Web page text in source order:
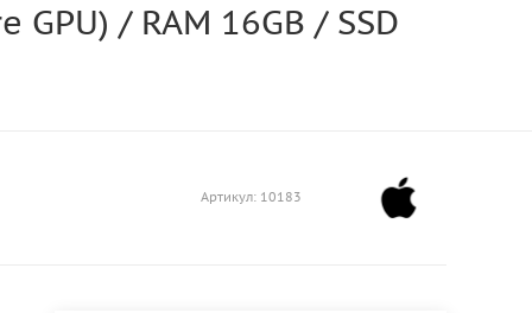
/ RAM 16GB / SSD
Артикул: 10183